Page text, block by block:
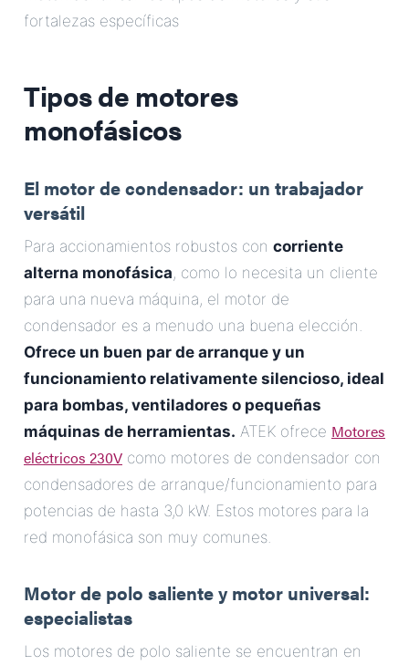
fortalezas específicas
Tipos de motores
monofásicos
El motor de condensador: un trabajador
versátil
Para accionamientos robustos con corriente
alterna monofásica, como lo necesita un cliente
para una nueva máquina, el motor de
condensador es a menudo una buena elección.
Ofrece un buen par de arranque y un
funcionamiento relativamente silencioso, ideal
para bombas, ventiladores o pequeñas
máquinas de herramientas. ATEK ofrece Motores
eléctricos 230V como motores de condensador con
condensadores de arranque/funcionamiento para
potencias de hasta 3,0 kW. Estos motores para la
red monofásica son muy comunes.
Motor de polo saliente y motor universal:
especialistas
Los motores de polo saliente se encuentran en